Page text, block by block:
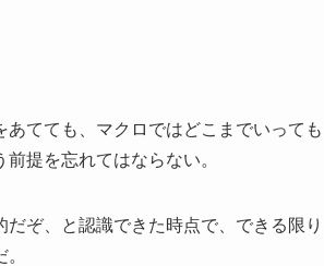
てても、マクロではどこまでいっても
提を忘れてはならない。
ぞ、と認識できた時点で、できる限り